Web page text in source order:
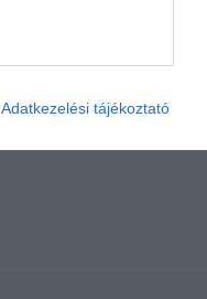
Adatkezelési tájékoztató